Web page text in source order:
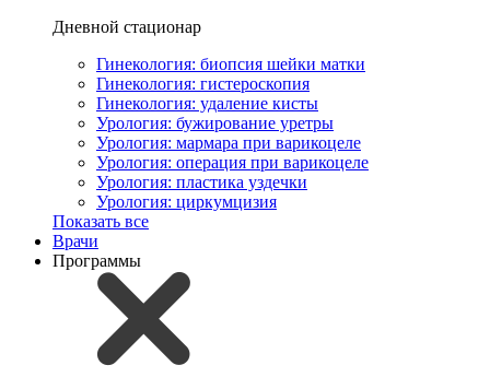
Дневной стационар
Гинекология: биопсия шейки матки
Гинекология: гистероскопия
Гинекология: удаление кисты
Урология: бужирование уретры
Урология: мармара при варикоцеле
Урология: операция при варикоцеле
Урология: пластика уздечки
Урология: циркумцизия
Показать все
Врачи
Программы